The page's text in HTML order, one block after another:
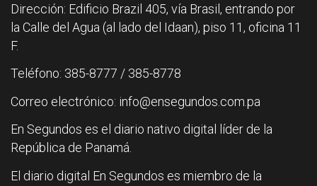
Dirección: Edificio Brazil 405, vía Brasil, entrando por
la Calle del Agua (al lado del Idaan), piso 11, oficina 11
F.
Teléfono: 385-8777 / 385-8778
Correo electrónico: info@ensegundos.com.pa
En Segundos es el diario nativo digital líder de la
República de Panamá.
El diario digital En Segundos es miembro de la